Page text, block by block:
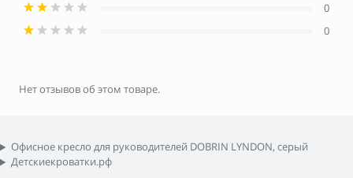
0
0
Нет отзывов об этом товаре.
Офисное кресло для руководителей DOBRIN LYNDON, серый
Детскиекроватки.рф